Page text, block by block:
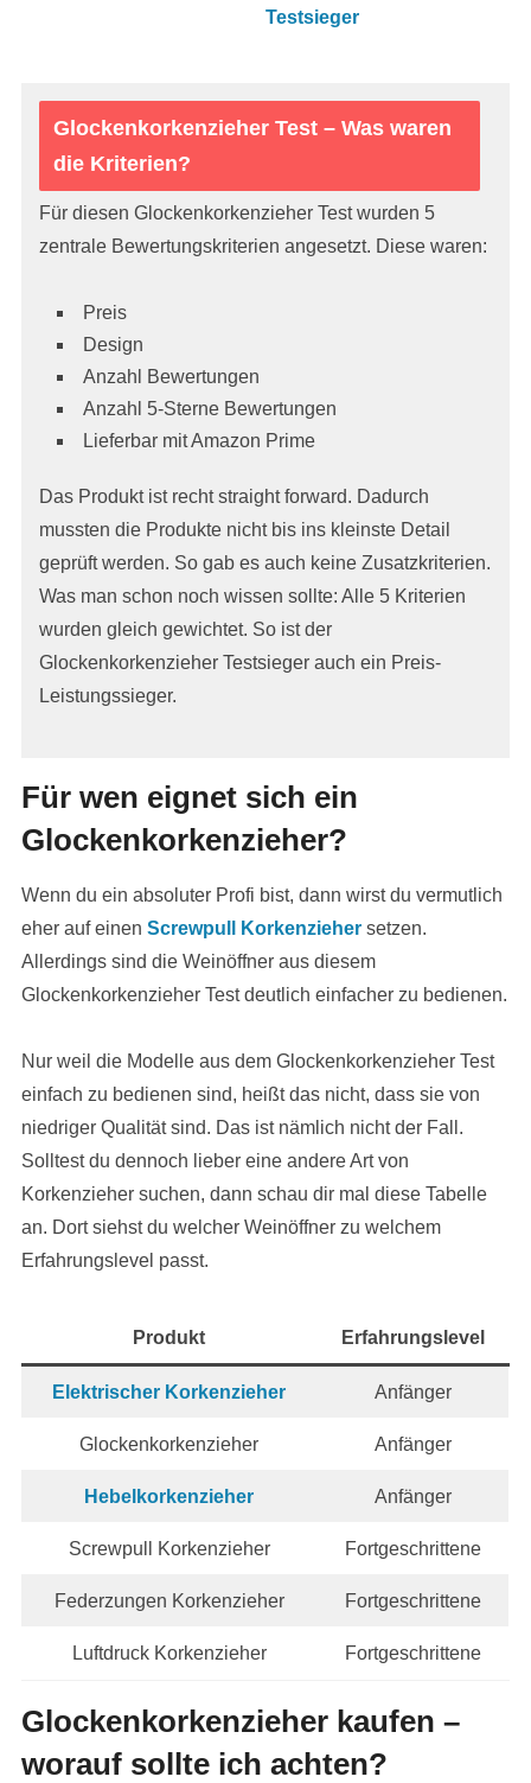
Glockenkorkenzieher Test – Was waren
die Kriterien?
Für diesen Glockenkorkenzieher Test wurden 5
zentrale Bewertungskriterien angesetzt. Diese waren:
Preis
Design
Anzahl Bewertungen
Anzahl 5-Sterne Bewertungen
Lieferbar mit Amazon Prime
Das Produkt ist recht straight forward. Dadurch
mussten die Produkte nicht bis ins kleinste Detail
geprüft werden. So gab es auch keine Zusatzkriterien.
Was man schon noch wissen sollte: Alle 5 Kriterien
wurden gleich gewichtet. So ist der
Glockenkorkenzieher Testsieger auch ein Preis-
Leistungssieger.
Für wen eignet sich ein
Glockenkorkenzieher?
Wenn du ein absoluter Profi bist, dann wirst du vermutlich
eher auf einen Screwpull Korkenziehersetzen.
Allerdings sind die Weinöffner aus diesem
Glockenkorkenzieher Test deutlich einfacher zu bedienen.
Nur weil die Modelle aus dem Glockenkorkenzieher Test
einfach zu bedienen sind, heißt das nicht, dass sie von
niedriger Qualität sind. Das ist nämlich nicht der Fall.
Solltest du dennoch lieber eine andere Art von
Korkenzieher suchen, dann schau dir mal diese Tabelle
an. Dort siehst du welcher Weinöffner zu welchem
Erfahrungslevel passt.
Produkt Erfahrungslevel
Elektrischer Korkenzieher Anfänger
Glockenkorkenzieher Anfänger
Hebelkorkenzieher Anfänger
Screwpull Korkenzieher Fortgeschrittene
Federzungen Korkenzieher Fortgeschrittene
Luftdruck Korkenzieher Fortgeschrittene
Glockenkorkenzieher kaufen –
worauf sollte ich achten?